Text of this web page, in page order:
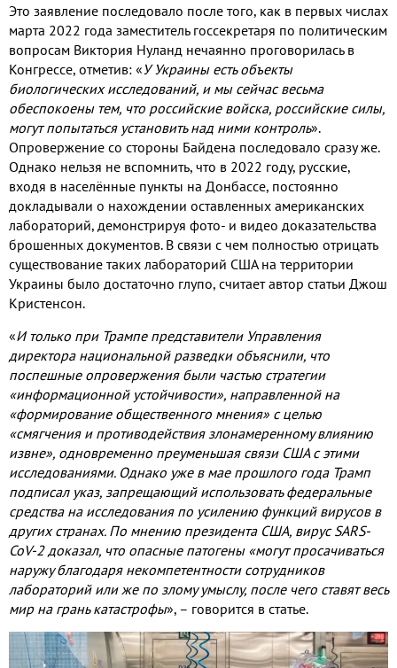
Это заявление последовало после того, как в первых числах
марта 2022 года заместитель госсекретаря по политическим
вопросам Виктория Нуланд нечаянно проговорилась в
Конгрессе, отметив: «У Украины есть объекты
биологических исследований, и мы сейчас весьма
обеспокоены тем, что российские войска, российские силы,
могут попытаться установить над ними контроль».
Опровержение со стороны Байдена последовало сразу же.
Однако нельзя не вспомнить, что в 2022 году, русские,
входя в населённые пункты на Донбассе, постоянно
докладывали о нахождении оставленных американских
лабораторий, демонстрируя фото- и видео доказательства
брошенных документов. В связи с чем полностью отрицать
существование таких лабораторий США на территории
Украины было достаточно глупо, считает автор статьи Джош
Кристенсон.
«И только при Трампе представители Управления
директора национальной разведки объяснили, что
поспешные опровержения были частью стратегии
«информационной устойчивости», направленной на
«формирование общественного мнения» с целью
«смягчения и противодействия злонамеренному влиянию
извне», одновременно преуменьшая связи США с этими
исследованиями. Однако уже в мае прошлого года Трамп
подписал указ, запрещающий использовать федеральные
средства на исследования по усилению функций вирусов в
других странах. По мнению президента США, вирусSARS-
CoV-2доказал, что опасные патогены «могут просачиваться
наружу благодаря некомпетентности сотрудников
лабораторий или же по злому умыслу, после чего ставят весь
мир на грань катастрофы», – говорится в статье.